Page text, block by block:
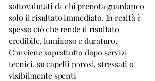
sottovalutati da chi prenota guardando
solo il risultato immediato. In realtà è
spesso ciò che rende il risultato
credibile, luminoso e duraturo.
Conviene soprattutto dopo servizi
tecnici, su capelli porosi, stressati o
visibilmente spenti.